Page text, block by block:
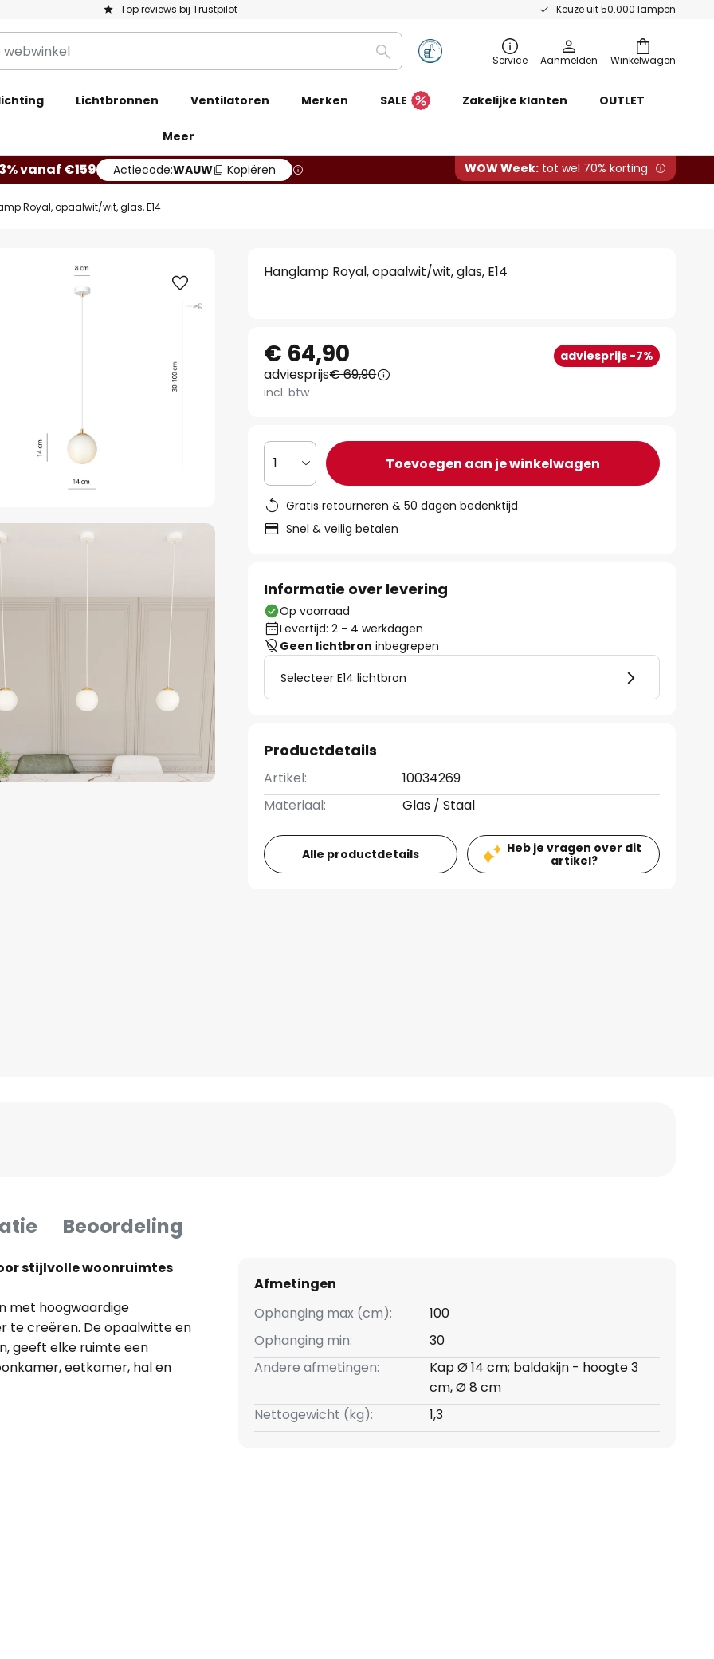
Top reviews bij Trustpilot Keuze uit 50.000 lampen
Winkelwagen
Zoeken Service Aanmelden
Lichtbronnen Ventilatoren Merken SALE Zakelijke klanten OUTLET
Meer
vanaf €159 Actiecode:WAUW Kopiëren WOW Week: tot wel 70% korting
Royal, opaalwit/wit, glas, E14
Hanglamp Royal, opaalwit/wit, glas, E14
€ 64,90 adviesprijs -7%
adviesprijs€ 69,90
incl. btw
1 Toevoegen aan je winkelwagen
Gratis retourneren & 50 dagen bedenktijd
Snel & veilig betalen
Informatie over levering
Op voorraad
Levertijd: 2 - 4 werkdagen
Geen lichtbron inbegrepen
Selecteer E14 lichtbron
Productdetails
Artikel:
10034269
Materiaal:
Glas / Staal
Alle productdetails
Heb je vragen over dit
artikel?
Beoordeling
stijlvolle woonruimtes
met hoogwaardige
te creëren. De opaalwitte en
geeft elke ruimte een
eetkamer, hal en
Afmetingen
Ophanging max (cm):
100
Ophanging min:
30
Andere afmetingen:
Kap Ø 14 cm; baldakijn - hoogte 3
cm, Ø 8 cm
Nettogewicht (kg):
1,3